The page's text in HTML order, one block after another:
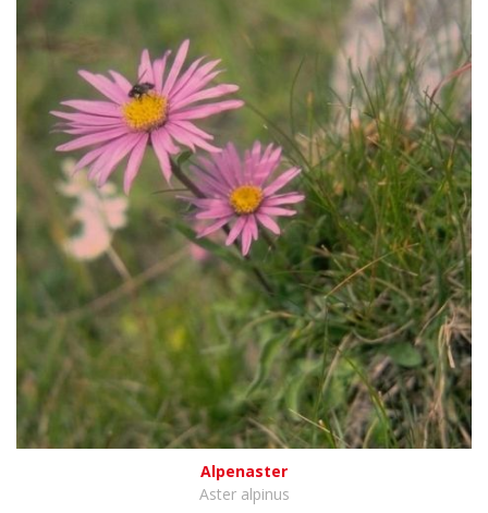
Alpenaster
Aster alpinus